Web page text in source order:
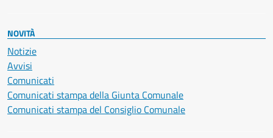
NOVITÀ
Notizie
Avvisi
Comunicati
Comunicati stampa della Giunta Comunale
Comunicati stampa del Consiglio Comunale